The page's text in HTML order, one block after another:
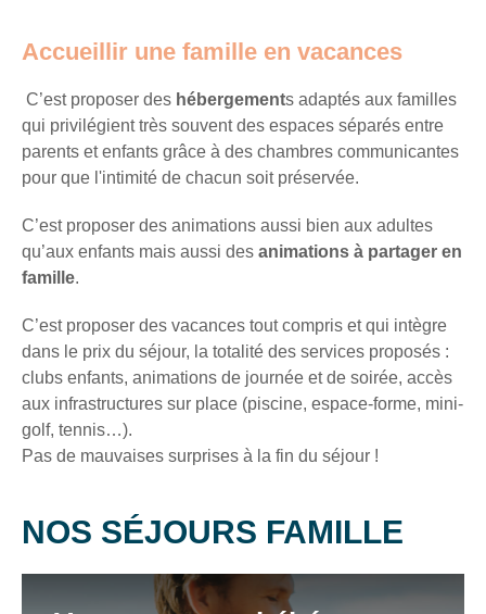
RECHERCHER
Accueillir une famille en vacances
C’est proposer des hébergements adaptés aux familles
qui privilégient très souvent des espaces séparés entre
parents et enfants grâce à des chambres communicantes
pour que l'intimité de chacun soit préservée.
C’est proposer des animations aussi bien aux adultes
qu’aux enfants mais aussi des animations à partager en
famille.
C’est proposer des vacances tout compris et qui intègre
dans le prix du séjour, la totalité des services proposés :
clubs enfants, animations de journée et de soirée, accès
aux infrastructures sur place (piscine, espace-forme, mini-
golf, tennis…).
Pas de mauvaises surprises à la fin du séjour !
NOS SÉJOURS FAMILLE
moment
l’aide
des
liens
de
en
écrivant
à
RGPD@vtf-
vacances.com.
d’info
sur
notre
politique
sur
la